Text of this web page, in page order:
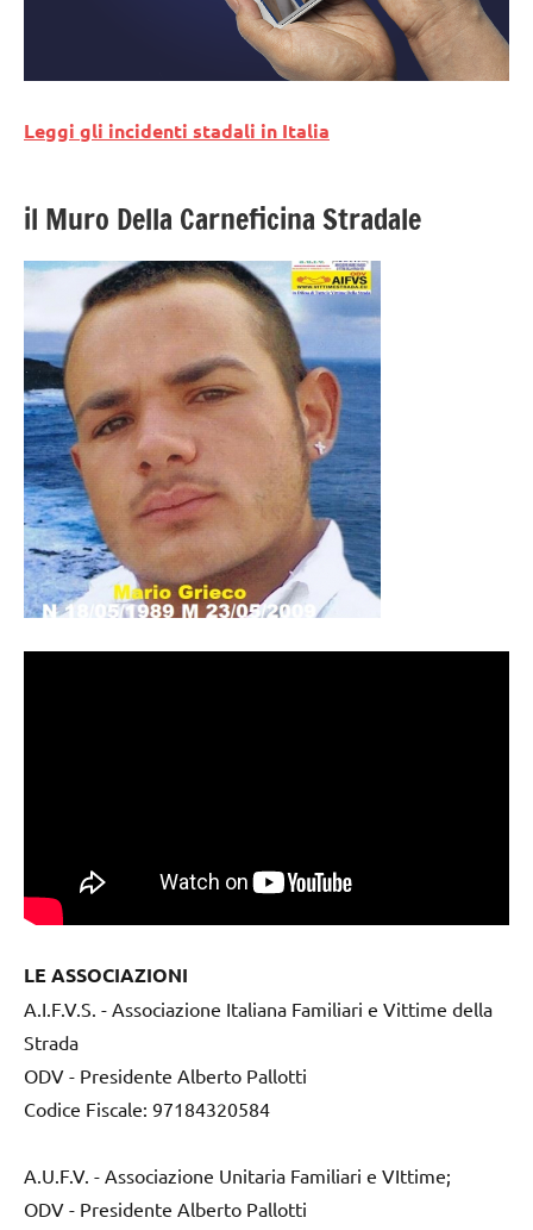
Leggi gli incidenti stadali in Italia
il Muro Della Carneficina Stradale
LE ASSOCIAZIONI
A.I.F.V.S. - Associazione Italiana Familiari e Vittime della
Strada
ODV - Presidente Alberto Pallotti
Codice Fiscale: 97184320584
A.U.F.V. - Associazione Unitaria Familiari e VIttime;
ODV - Presidente Alberto Pallotti